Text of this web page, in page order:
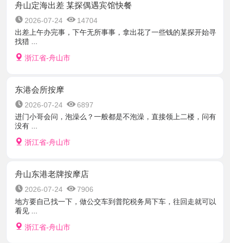
舟山定海出差 某探偶遇宾馆快餐
2026-07-24
14704
出差上午办完事，下午无所事事，拿出花了一些钱的某探开始寻
找猎 ...
浙江省-舟山市
东港会所按摩
2026-07-24
6897
进门小哥会问，泡澡么？一般都是不泡澡，直接领上二楼，问有
没有 ...
浙江省-舟山市
舟山东港老牌按摩店
2026-07-24
7906
地方要自己找一下，做公交车到普陀税务局下车，往回走就可以
看见 ...
浙江省-舟山市